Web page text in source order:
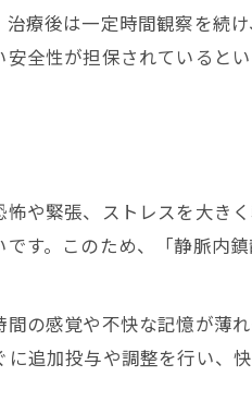
はあるのか
について
験例と原因分析
療側の対応方法
対策を解説
へ安全性の実態
性のポイント
療後は一定時間観察を続
全性が担保されていると
や緊張、ストレスを大き
す。このため、「静脈内
の感覚や不快な記憶が薄
追加投与や調整を行い、